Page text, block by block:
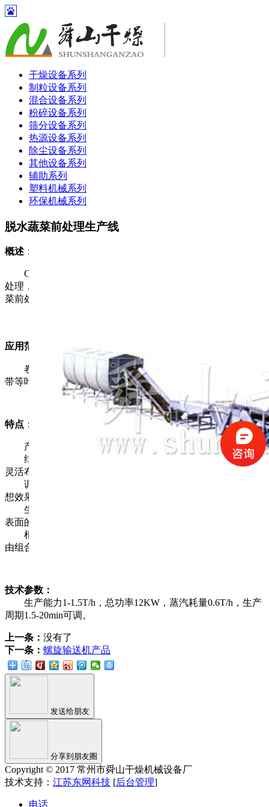
干燥设备系列
制粒设备系列
混合设备系列
粉碎设备系列
筛分设备系列
热源设备系列
除尘设备系列
其他设备系列
辅助系列
塑料机械系列
环保机械系列
脱水蔬菜前处理生产线
概述：
CG系列蔬菜前处理设备可对脱水蔬菜干燥前进行系列化
处理，生产线工序排布合理，自动化程度高，是用户理想的蔬
菜前处理设备。
应用范围：
卷心菜、大葱、洋葱、萝卜丝、南瓜片、山药、生姜、海
带等叶菜类，茎根类块状、片状、条状等蔬菜产品。
特点：
产品为全不锈钢制作，符合食品卫生出口标准；
结构紧凑合理，占地面积小，操作维修方便，可根据场地
灵活布置；
调温调速，自动控温、清洗、传送以达到各种蔬菜生产理
想效果；
生产线采用多种形式对物料进行清洗，能完成清洗掉蔬菜
表面的泥土，还能清洗蔬菜表面的“农残药”；
根据蔬菜种类和加工工艺不同，生产线设备可适当增删自
由组合。
技术参数：
生产能力1-1.5T/h，总功率12KW，蒸汽耗量0.6T/h，生产
周期1.5-20min可调。
上一条： 没有了
下一条： 螺旋输送机产品
发送给朋友
分享到朋友圈
Copyright © 2017 常州市舜山干燥机械设备厂
技术支持： 江苏东网科技 [后台管理]
电话